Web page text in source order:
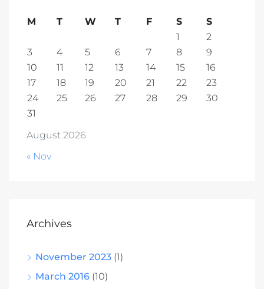
August 2026
M T W T F S
S
1
2
3
4 5 6 7 8
9
10
11 12 13 14 15
16
17
18 19 20 21 22
23
24
25 26 27 28 29
30
31
« Nov
Archives
November 2023 (1)
March 2016 (10)